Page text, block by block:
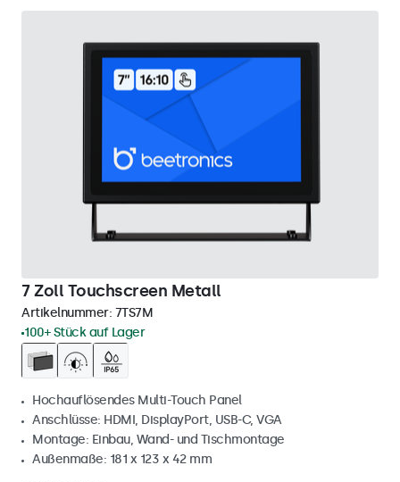
7 Zoll Touchscreen Metall
Artikelnummer: 7TS7M
100+ Stück auf Lager
Hochauflösendes Multi-Touch Panel
Anschlüsse: HDMI, DisplayPort, USB-C, VGA
Montage: Einbau, Wand- und Tischmontage
Außenmaße: 181 x 123 x 42 mm